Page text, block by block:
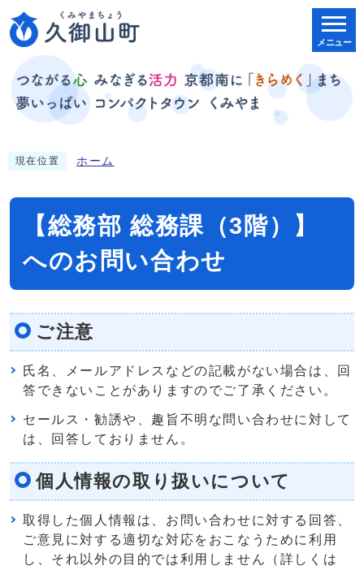
メニュー
現在位置 ホーム
【総務部 総務課（3階）】
へのお問い合わせ
ご注意
氏名、メールアドレスなどの記載がない場合は、回
答できないことがありますのでご了承ください。
セールス・勧誘や、趣旨不明な問い合わせに対して
は、回答しておりません。
個人情報の取り扱いについて
取得した個人情報は、お問い合わせに対する回答、
ご意見に対する適切な対応をおこなうために利用
し、それ以外の目的では利用しません（詳しくは